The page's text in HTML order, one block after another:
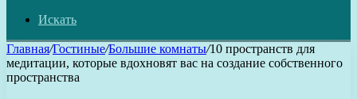
Искать
Главная/Гостиные/Большие комнаты/10 пространств для
медитации, которые вдохновят вас на создание собственного
пространства